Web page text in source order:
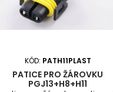
KÓD: PATH11PLAST
PATICE PRO ŽÁROVKU
PGJ13+H8+H11